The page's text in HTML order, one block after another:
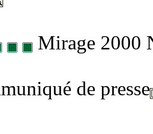
Mirage 2000
de presse